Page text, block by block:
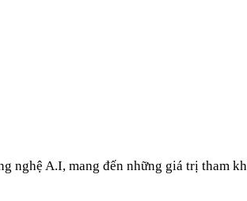
A.I, mang đến những giá trị tham